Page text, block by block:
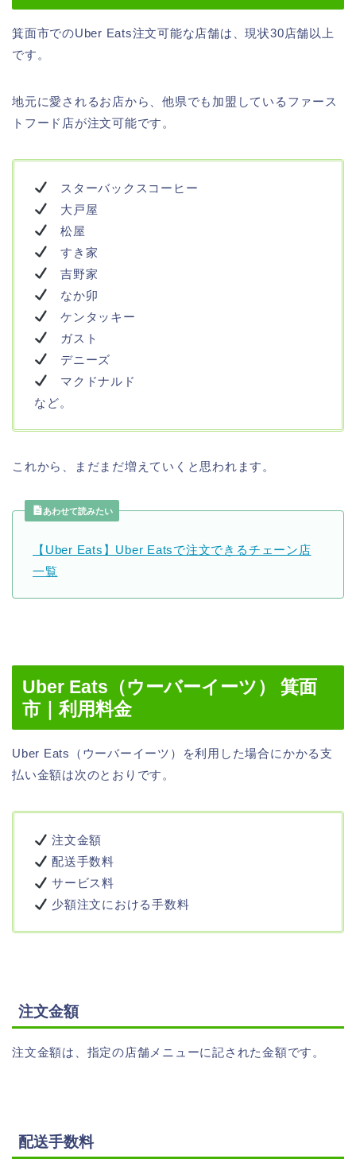
箕面市でのUber Eats注文可能な店舗は、現状30店舗以上
です。
地元に愛されるお店から、他県でも加盟しているファース
トフード店が注文可能です。
スターバックスコーヒー
大戸屋
松屋
すき家
吉野家
なか卯
ケンタッキー
ガスト
デニーズ
マクドナルド
など。
これから、まだまだ増えていくと思われます。
あわせて読みたい
【Uber Eats】Uber Eatsで注文できるチェーン店
一覧
Uber Eats（ウーバーイーツ） 箕面
市｜利用料金
Uber Eats（ウーバーイーツ）を利用した場合にかかる支
払い金額は次のとおりです。
注文金額
配送手数料
サービス料
少額注文における手数料
注文金額
注文金額は、指定の店舗メニューに記された金額です。
配送手数料